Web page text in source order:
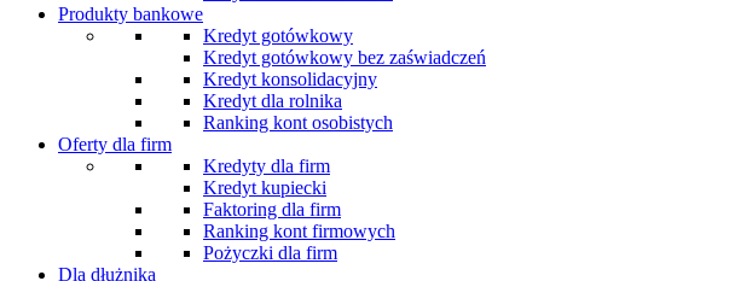
Produkty bankowe
Kredyt gotówkowy
Kredyt gotówkowy bez zaświadczeń
Kredyt konsolidacyjny
Kredyt dla rolnika
Ranking kont osobistych
Oferty dla firm
Kredyty dla firm
Kredyt kupiecki
Faktoring dla firm
Ranking kont firmowych
Pożyczki dla firm
Dla dłużnika